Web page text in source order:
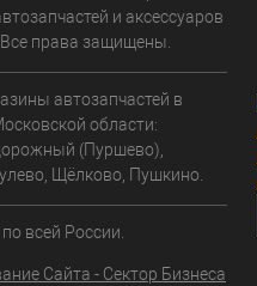
и аксессуаров
права защищены.
автозапчастей в
области:
(Пуршево),
Щёлково, Пушкино.
всей России.
Сайта - Сектор Бизнеса